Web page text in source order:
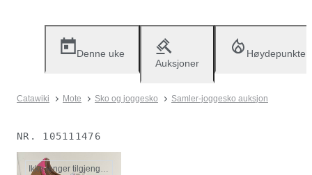
Denne uke
Auksjoner
Høydepunkter
Catawiki Mote Sko og joggesko Samler-joggesko auksjon
NR. 105111476
Ikke lenger tilgjengelig